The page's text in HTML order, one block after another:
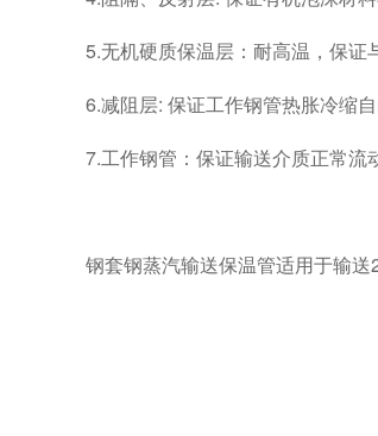
5.无机硬质保温层：耐高温，保证
6.减阻层: 保证工作钢管热胀冷缩自
7.工作钢管：保证输送介质正常流
钢套钢蒸汽输送保温管适用于输